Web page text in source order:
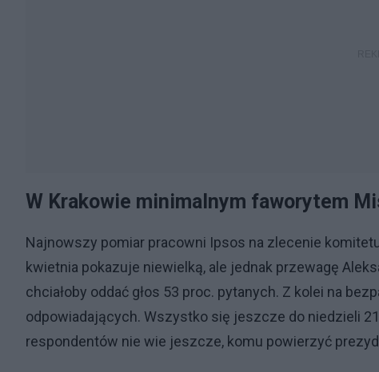
W Krakowie minimalnym faworytem
Najnowszy pomiar pracowni Ipsos na zlecenie
kwietnia pokazuje niewielką, ale jednak przewagę
chciałoby oddać głos 53 proc. pytanych. Z kolei na
odpowiadających. Wszystko się jeszcze do niedzieli
respondentów nie wie jeszcze, komu powierzyć